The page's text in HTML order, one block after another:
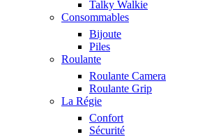
Talky Walkie
Consommables
Bijoute
Piles
Roulante
Roulante Camera
Roulante Grip
La Régie
Confort
Sécurité